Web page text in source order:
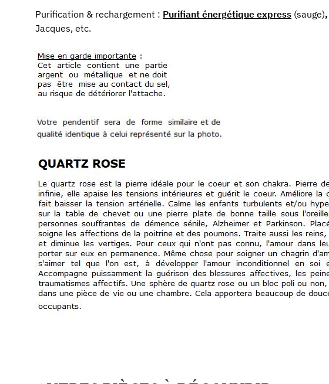
Purification & rechargement : Purifiant énergétique express (sauge),
Jacques, etc.